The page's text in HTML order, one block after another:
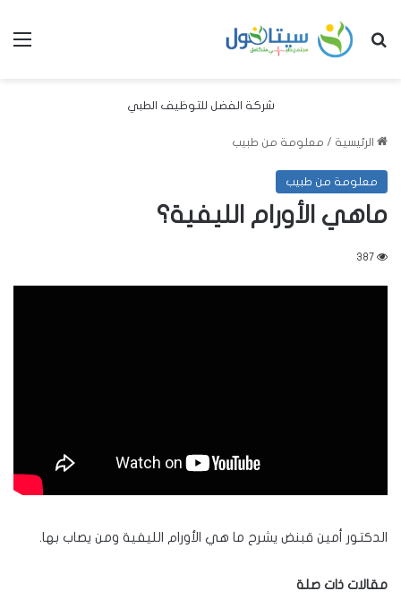
بحث عن
شركة الفضل للتوظيف الطبي
الرئيسية / معلومة من طبيب
معلومة من طبيب
ماهي الأورام الليفية؟
387
الدكتور أمين قبنض يشرح ما هي الأورام الليفية ومن يصاب بها.
مقالات ذات صلة